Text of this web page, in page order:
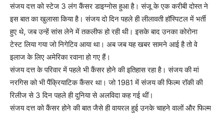
संजय दत्त को स्टेज 3 लंग कैंसर डाइग्नोस हुआ है। संजू के एक करीबी दोस्त ने
इस बात का खुलासा किया है। संजय दो दिन पहले ही लीलावती हॉस्पिटल में भर्ती
हुए थे, जब उन्हें सांस लेने में तकलीफ हो रही थी। इसके बाद उनका कोरोना
टेस्ट लिया गया जो निगेटिव आया था। अब जब यह खबर सामने आई है तो वे
इलाज के लिए अमेरिका रवाना हो गए हैं।
संजय दत्त के परिवार में पहले भी कैंसर होने की इतिहास रहा है। संजय की मां
नरगिस को भी पैंक्रियाटिक कैंसर था। जो 1981 में संजय की फिल्म रॉकी की
रिलीज से 3 दिन पहले ही दुनिया से अलविदा कह गई थीं।
संजय दत्त को कैंसर होने की बात जैसे ही वायरल हुई उनके चाहने वालों और फिल्म